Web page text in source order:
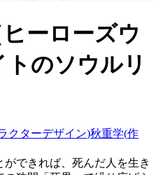
ーローズウ
のソウルリ
クターデザイン)秋重学(作
できれば、死んだ人を生き